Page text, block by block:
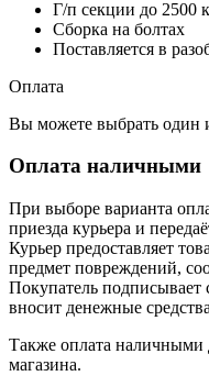
Г/п секции до 2500
Сборка на болтах
Поставляется в
Оплата
Вы можете выбрать один
Оплата наличными
При выборе варианта
приезда курьера и
Курьер предоставляет
предмет повреждений,
Покупатель подписывает
вносит денежные
Также оплата наличными
магазина.